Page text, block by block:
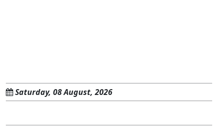
Saturday, 08 August, 2026